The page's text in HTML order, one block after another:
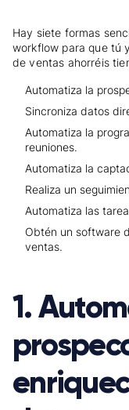
Hay siete formas
workflow para que tú
de ventas ahorréis
Automatiza la
Sincroniza datos
Automatiza la
reuniones.
Automatiza la
Realiza un
Automatiza las
Obtén un software
ventas.
1.